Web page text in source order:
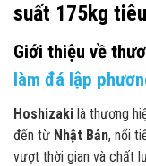
suất 175kg
Giới thiệu về
làm đá lập
Hoshizaki là thương
đến từ Nhật Bản, nổi
vượt thời gian và chất